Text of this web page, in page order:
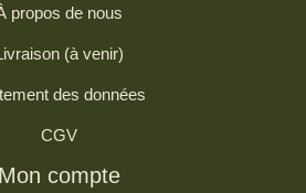
propos de nous
(à venir)
des données
CGV
Mon compte